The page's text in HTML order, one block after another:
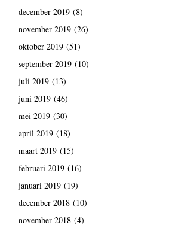
december 2019(8)
november 2019(26)
oktober 2019(51)
september 2019(10)
juli 2019(13)
juni 2019(46)
mei 2019(30)
april 2019(18)
maart 2019(15)
februari 2019(16)
januari 2019(19)
december 2018(10)
november 2018(4)